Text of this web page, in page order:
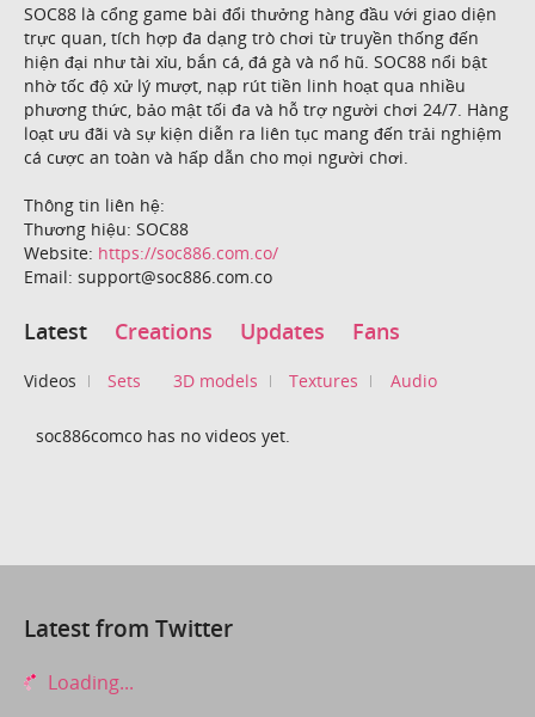
SOC88 là cổng game bài đổi thưởng hàng đầu với giao diện
trực quan, tích hợp đa dạng trò chơi từ truyền thống đến
hiện đại như tài xỉu, bắn cá, đá gà và nổ hũ. SOC88 nổi bật
nhờ tốc độ xử lý mượt, nạp rút tiền linh hoạt qua nhiều
phương thức, bảo mật tối đa và hỗ trợ người chơi 24/7. Hàng
loạt ưu đãi và sự kiện diễn ra liên tục mang đến trải nghiệm
cá cược an toàn và hấp dẫn cho mọi người chơi.
Thông tin liên hệ:
Thương hiệu: SOC88
Website: https://soc886.com.co/
Email: support@soc886.com.co
Latest Creations Updates Fans
Videos Sets 3D models Textures Audio
soc886comco has no videos yet.
Latest from Twitter
Loading...